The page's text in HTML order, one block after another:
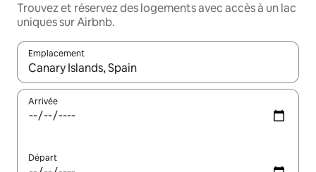
Trouvez et réservez des logements avec accès à un lac
uniques sur Airbnb.
Emplacement
Quand les résultats sont affichés, parcourez-les en utilisant
Arrivée
Départ